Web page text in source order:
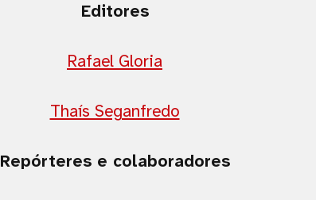
Editores
Rafael Gloria
Thaís Seganfredo
Repórteres e colaboradores